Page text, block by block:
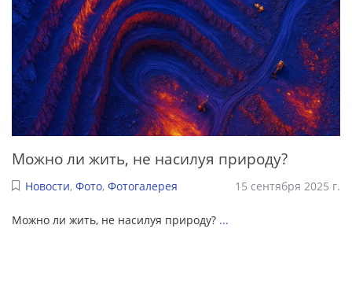
Можно ли жить, не насилуя природу?
Новости, Фото, Фотогалерея 15 сентября 2025 г.
Можно ли жить, не насилуя природу? ...